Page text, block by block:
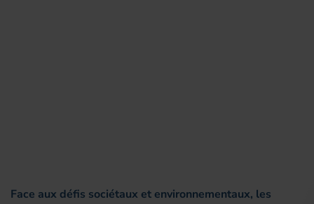
Face aux défis sociétaux et environnementaux, les